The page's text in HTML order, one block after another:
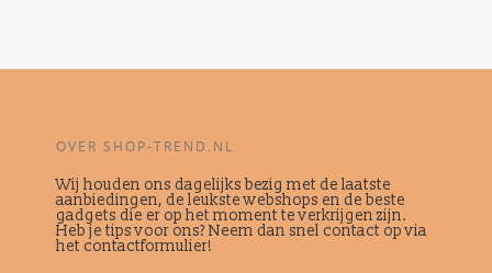
OVER SHOP-TREND.NL
Wij houden ons dagelijks bezig met de laatste
aanbiedingen, de leukste webshops en de beste
gadgets die er op het moment te verkrijgen zijn.
Heb je tips voor ons? Neem dan snel contact op via
het contactformulier!